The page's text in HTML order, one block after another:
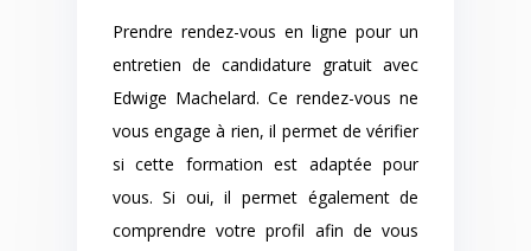
Prendre rendez-vous en ligne pour un
entretien de candidature gratuit avec
Edwige Machelard. Ce rendez-vous ne
vous engage à rien, il permet de vérifier
si cette formation est adaptée pour
vous. Si oui, il permet également de
comprendre votre profil afin de vous